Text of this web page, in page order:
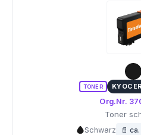
TONER
Org.Nr.
Toner
Schwarz 📄